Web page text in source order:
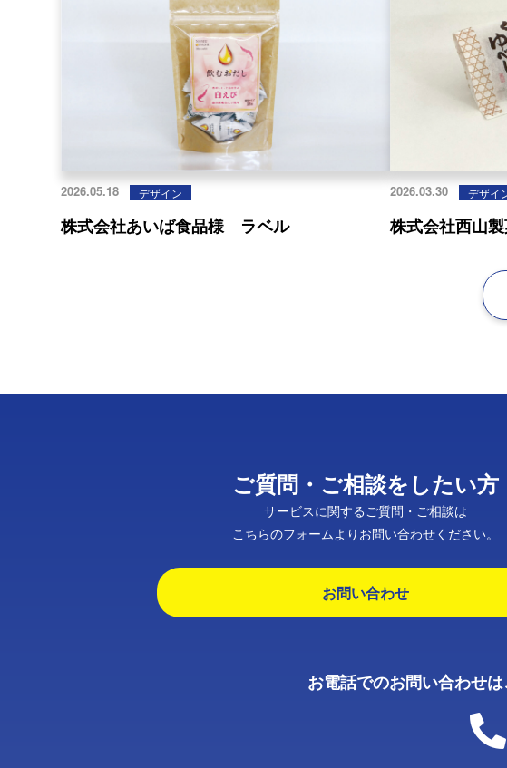
2026.05.18 デザイン
株式会社あいば食品様 ラベル
2026.03.30 デザイ
株式会社西山
ご質問・ご相談をしたい方
サービスに関するご質問・ご相談は
こちらのフォームよりお問い合わせください。
お問い合わせ
お電話でのお問い合わせ